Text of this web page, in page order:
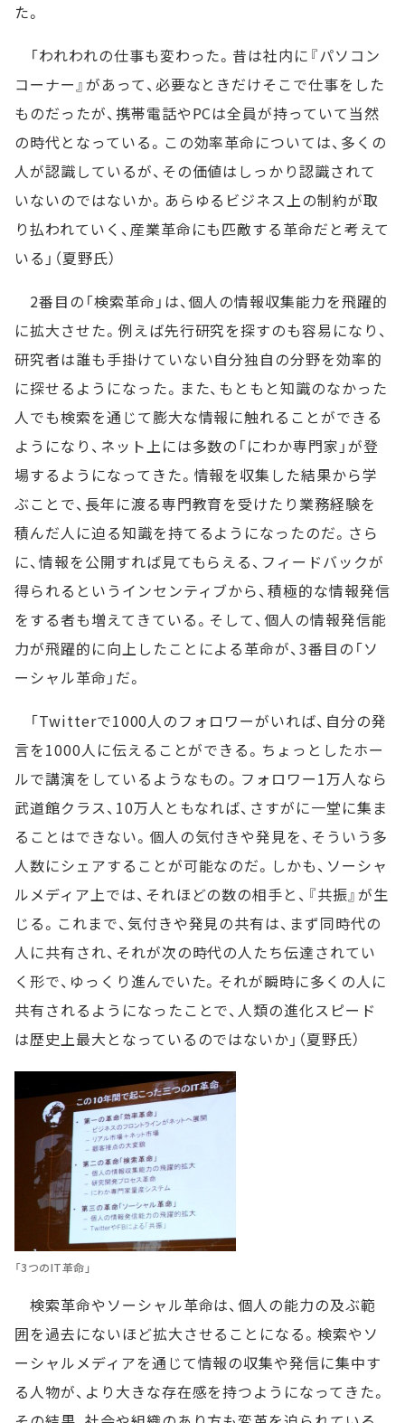
た。
「われわれの仕事も変わった。昔は社内に『パソコン
コーナー』があって、必要なときだけそこで仕事をした
ものだったが、携帯電話やPCは全員が持っていて当然
の時代となっている。この効率革命については、多くの
人が認識しているが、その価値はしっかり認識されて
いないのではないか。あらゆるビジネス上の制約が取
り払われていく、産業革命にも匹敵する革命だと考えて
いる」（夏野氏）
2番目の「検索革命」は、個人の情報収集能力を飛躍的
に拡大させた。例えば先行研究を探すのも容易になり、
研究者は誰も手掛けていない自分独自の分野を効率的
に探せるようになった。また、もともと知識のなかった
人でも検索を通じて膨大な情報に触れることができる
ようになり、ネット上には多数の「にわか専門家」が登
場するようになってきた。情報を収集した結果から学
ぶことで、長年に渡る専門教育を受けたり業務経験を
積んだ人に迫る知識を持てるようになったのだ。さら
に、情報を公開すれば見てもらえる、フィードバックが
得られるというインセンティブから、積極的な情報発信
をする者も増えてきている。そして、個人の情報発信能
力が飛躍的に向上したことによる革命が、3番目の「ソ
ーシャル革命」だ。
「Twitterで1000人のフォロワーがいれば、自分の発
言を1000人に伝えることができる。ちょっとしたホー
ルで講演をしているようなもの。フォロワー1万人なら
武道館クラス、10万人ともなれば、さすがに一堂に集ま
ることはできない。個人の気付きや発見を、そういう多
人数にシェアすることが可能なのだ。しかも、ソーシャ
ルメディア上では、それほどの数の相手と、『共振』が生
じる。これまで、気付きや発見の共有は、まず同時代の
人に共有され、それが次の時代の人たち伝達されてい
く形で、ゆっくり進んでいた。それが瞬時に多くの人に
共有されるようになったことで、人類の進化スピード
は歴史上最大となっているのではないか」（夏野氏）
「3つのIT革命」
検索革命やソーシャル革命は、個人の能力の及ぶ範
囲を過去にないほど拡大させることになる。検索やソ
ーシャルメディアを通じて情報の収集や発信に集中す
る人物が、より大きな存在感を持つようになってきた。